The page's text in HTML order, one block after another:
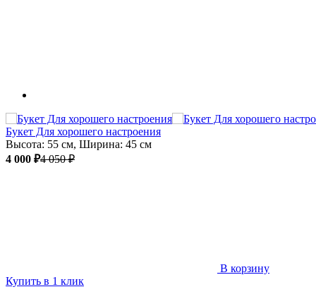
Букет Для хорошего настроения
Высота: 55 см, Ширина: 45 см
4 000 ₽4 050 ₽
В корзину
Купить в 1 клик